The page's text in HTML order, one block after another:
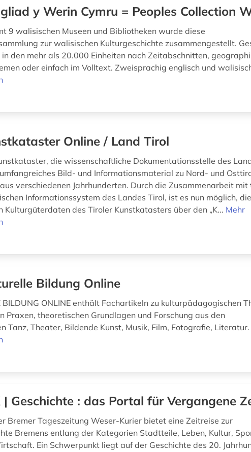
y Werin Cymru = Peoples Collection
9 walisischen Museen und Bibliotheken wurde diese
zur walisischen Kulturgeschichte zusammengestellt.
den mehr als 20.000 Einheiten nach Zeitabschnitten,
oder einfach im Volltext. Zweisprachig englisch und
Online / Land Tirol
die wissenschaftliche Dokumentationsstelle des
Bild- und Informationsmaterial zu Nord- und
verschiedenen Jahrhunderten. Durch die Zusammenarbeit mit
Informationssystem des Landes Tirol, ist es nun möglich, die
Kulturgüterdaten des Tiroler Kunstkatasters über den „K... Mehr
Bildung Online
BILDUNG ONLINE enthält Fachartikeln zu kulturpädagogischen
Praxen, theoretischen Grundlagen und Forschung aus den
Tanz, Theater, Bildende Kunst, Musik, Film, Fotografie, Literatur.
Geschichte : das Portal für Vergangene
Bremer Tageszeitung Weser-Kurier bietet eine Zeitreise zur
Bremens entlang der Kategorien Stadtteile, Leben, Kultur,
Ein Schwerpunkt liegt auf der Geschichte des 20.